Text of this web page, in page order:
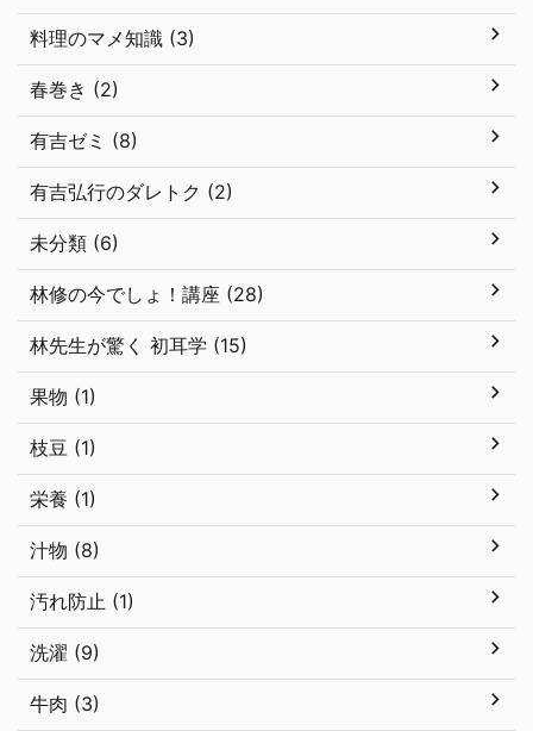
料理のマメ知識 (3)
春巻き (2)
有吉ゼミ (8)
有吉弘行のダレトク (2)
未分類 (6)
林修の今でしょ！講座 (28)
林先生が驚く 初耳学 (15)
果物 (1)
枝豆 (1)
栄養 (1)
汁物 (8)
汚れ防止 (1)
洗濯 (9)
牛肉 (3)